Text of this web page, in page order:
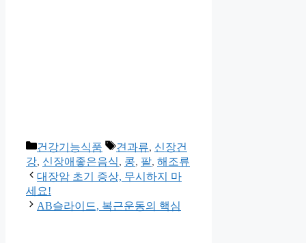
Categories
건강기능식품 Tags
견과류, 신장건
강, 신장애좋은음식, 콩, 팥, 해조류
대장암 초기 증상, 무시하지 마
세요!
AB슬라이드, 복근운동의 핵심